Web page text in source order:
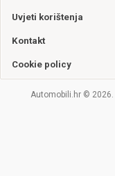
Uvjeti korištenja
Kontakt
Cookie policy
Automobili.hr © 2026.